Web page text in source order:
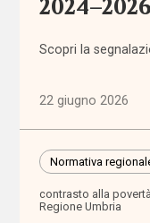
Povertà e
Professioni
sociali
(344)
Terzo
2024–2026
Scopri la
22 giugno 2026
Normativa
contrasto alla povertà
Regione Umbria